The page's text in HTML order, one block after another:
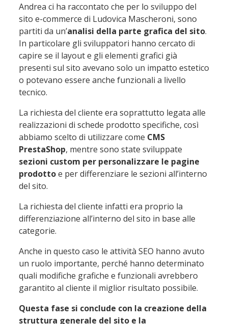
Andrea ci ha raccontato che per lo sviluppo del
sito e-commerce di Ludovica Mascheroni, sono
partiti da un’analisi della parte grafica del sito.
In particolare gli sviluppatori hanno cercato di
capire se il layout e gli elementi grafici già
presenti sul sito avevano solo un impatto estetico
o potevano essere anche funzionali a livello
tecnico.
La richiesta del cliente era soprattutto legata alle
realizzazioni di schede prodotto specifiche, così
abbiamo scelto di utilizzare come CMS
PrestaShop, mentre sono state sviluppate
sezioni custom per personalizzare le pagine
prodottoe per differenziare le sezioni all’interno
del sito.
La richiesta del cliente infatti era proprio la
differenziazione all’interno del sito in base alle
categorie.
Anche in questo caso le attività SEO hanno avuto
un ruolo importante, perché hanno determinato
quali modifiche grafiche e funzionali avrebbero
garantito al cliente il miglior risultato possibile.
Questa fase si conclude con la creazione della
struttura generale del sito e la